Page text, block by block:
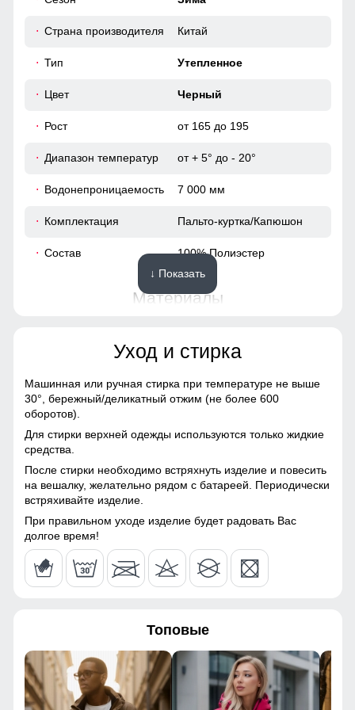
Утеплённый капюшон!
Надёжно защищает от холода, ветра и осадков. Идеален
Надёжно защищает от холода, ветра и осадков. Идеален
для зимней погоды, не требует головного убора.
Трикотажные манжеты!
Защищают от ветра и не пропускают холод, обеспечивая
комфорт и тепло.
44
62
56
42
Страна производителя Китай
Тип Утепленное
Цвет Черный
Рост от 165 до 195
Диапазон температур от + 5° до - 20°
Водонепроницаемость 7 000 мм
Комплектация Пальто-куртка/Капюшон
Состав 100% Полиэстер
Материалы
Полиэстер, Плащевка,
Болонь, Экологичные
Материал подкладки
Материал подкладки
капюшона
Полиэстер
Материал подкладки
кармана
Полиэстер
Материал наполнителя
Фактура материала Гладкая, стеганная
Плотность утеплителя (г/ 220
Конструктивные особенности
↓ Показать
Уход и стирка
Машинная или ручная стирка при температуре не выше
30°, бережный/деликатный отжим (не более 600
оборотов).
Для стирки верхней одежды используются только жидкие
средства.
После стирки необходимо встряхнуть изделие и повесить
на вешалку, желательно рядом с батареей. Периодически
встряхивайте изделие.
При правильном уходе изделие будет радовать Вас
долгое время!
Топовые